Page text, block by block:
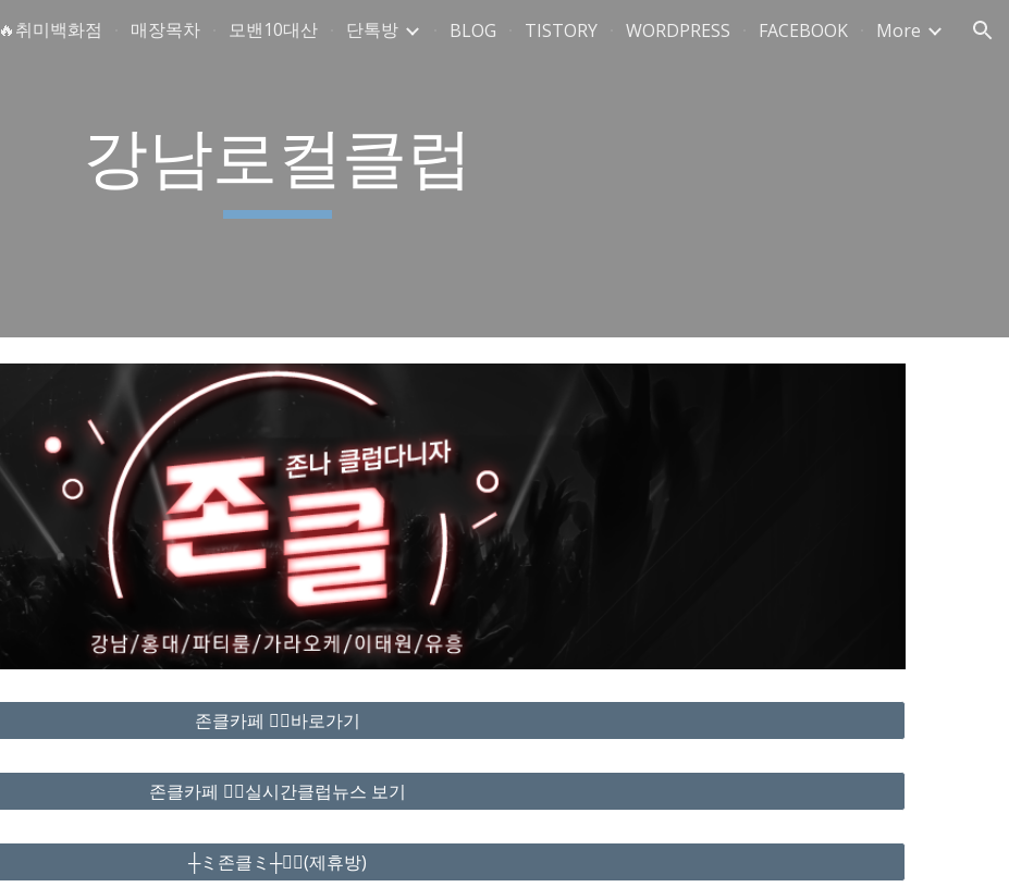
Skip to main content Skip to navigation
🔥취미백화점 매장목차 모밴10대산 단톡방 BLOG TISTORY WORDPRESS FACEBOOK More
강남로컬클럽
존클카페 ❤️‍🔥바로가기
존클카페 ❤️‍🔥실시간클럽뉴스 보기
┼ミ존클ミ┼❤️‍🔥(제휴방)